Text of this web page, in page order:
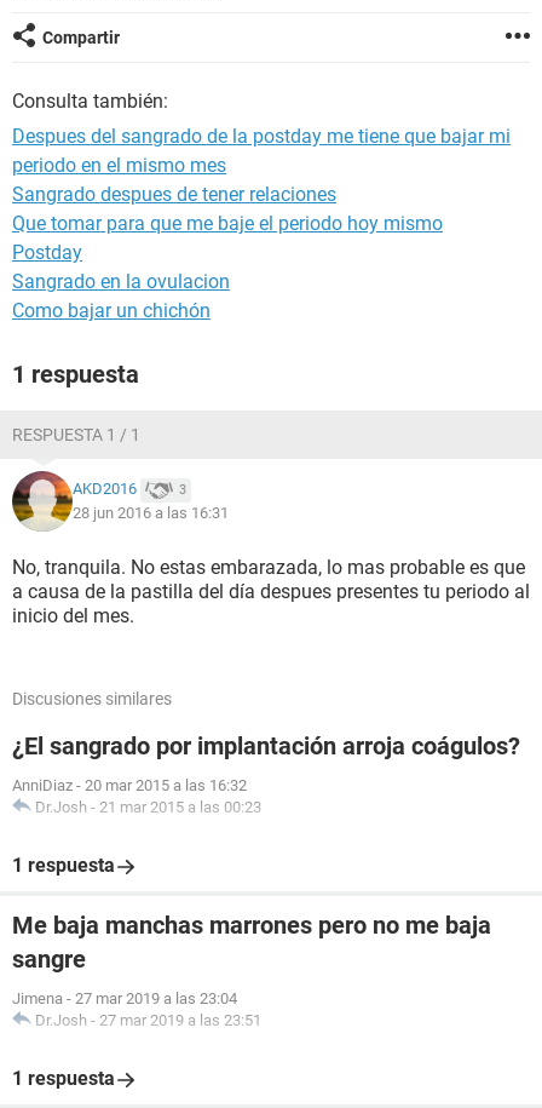
Compartir
Consulta también:
Despues del sangrado de la postday me tiene que bajar mi
periodo en el mismo mes
Sangrado despues de tener relaciones
Que tomar para que me baje el periodo hoy mismo
Postday
Sangrado en la ovulacion
Como bajar un chichón
1 respuesta
RESPUESTA 1 / 1
AKD2016 3
28 jun 2016 a las 16:31
No, tranquila. No estas embarazada, lo mas probable es que
a causa de la pastilla del día despues presentes tu periodo al
inicio del mes.
Discusiones similares
¿El sangrado por implantación arroja coágulos?
AnniDiaz - 20 mar 2015 a las 16:32
Dr.Josh - 21 mar 2015 a las 00:23
1 respuesta
Me baja manchas marrones pero no me baja
sangre
Jimena - 27 mar 2019 a las 23:04
Dr.Josh - 27 mar 2019 a las 23:51
1 respuesta